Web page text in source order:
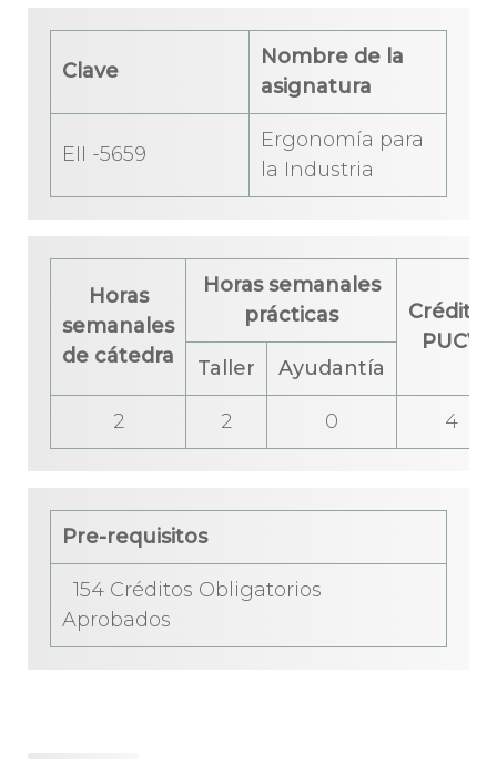
Clave
Nombre de la
asignatura
EII -5659
Ergonomía para
la Industria
Horas
semanales
de cátedra
Horas semanales
prácticas
Créditos
PUCV
Taller
Ayudantía
2 2 0 4
Pre-requisitos
154 Créditos Obligatorios
Aprobados